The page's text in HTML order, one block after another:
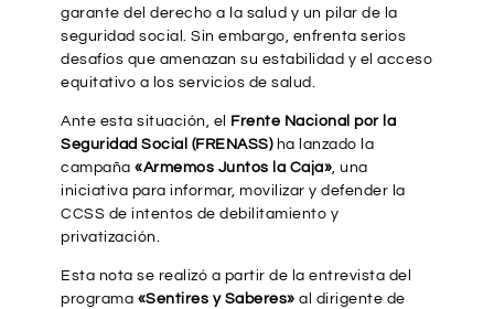
garante del derecho a la salud y un pilar de la
seguridad social. Sin embargo, enfrenta serios
desafíos que amenazan su estabilidad y el acceso
equitativo a los servicios de salud.
Ante esta situación, el
Frente Nacional por la
Seguridad Social (FRENASS)ha lanzado la
campaña «Armemos Juntos la Caja», una
iniciativa para informar, movilizar y defender la
CCSS de intentos de debilitamiento y
privatización.
Esta nota se realizó a partir de la entrevista del
programa «Sentires y Saberes» al dirigente de